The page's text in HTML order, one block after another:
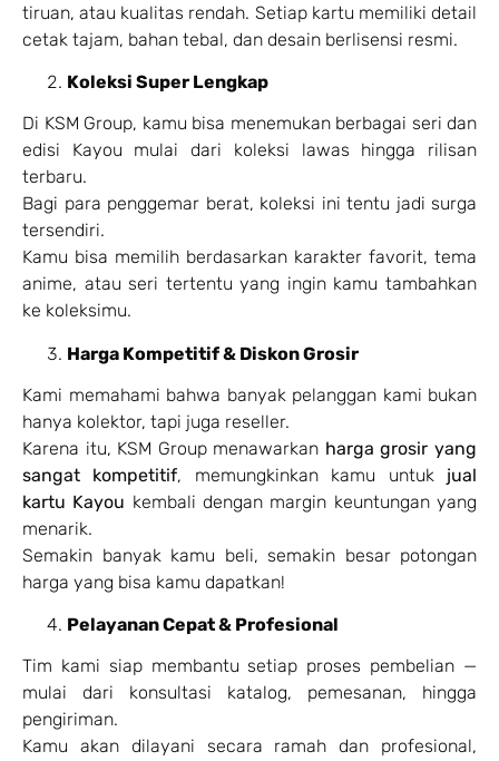
tiruan, atau kualitas rendah. Setiap kartu memiliki detail
cetak tajam, bahan tebal, dan desain berlisensi resmi.
Koleksi Super Lengkap
Di KSM Group, kamu bisa menemukan berbagai seri dan
edisi Kayou mulai dari koleksi lawas hingga rilisan
terbaru.
Bagi para penggemar berat, koleksi ini tentu jadi surga
tersendiri.
Kamu bisa memilih berdasarkan karakter favorit, tema
anime, atau seri tertentu yang ingin kamu tambahkan
ke koleksimu.
Harga Kompetitif & Diskon Grosir
Kami memahami bahwa banyak pelanggan kami bukan
hanya kolektor, tapi juga reseller.
Karena itu, KSM Group menawarkan harga grosir yang
sangat kompetitif, memungkinkan kamu untuk jual
kartu Kayou kembali dengan margin keuntungan yang
menarik.
Semakin banyak kamu beli, semakin besar potongan
harga yang bisa kamu dapatkan!
Pelayanan Cepat & Profesional
Tim kami siap membantu setiap proses pembelian —
mulai dari konsultasi katalog, pemesanan, hingga
pengiriman.
Kamu akan dilayani secara ramah dan profesional,